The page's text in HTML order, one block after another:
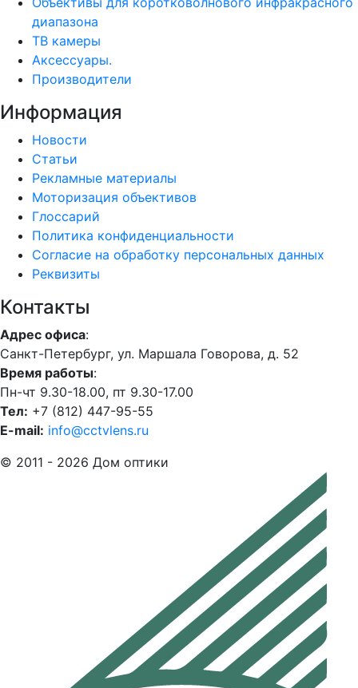
диапазона
ТВ камеры
Аксессуары.
Производители
Информация
Новости
Статьи
Рекламные материалы
Моторизация объективов
Глоссарий
Политика конфиденциальности
Согласие на обработку персональных данных
Реквизиты
Контакты
Адрес офиса:
Санкт-Петербург, ул. Маршала Говорова, д. 52
Время работы:
Пн-чт 9.30-18.00, пт 9.30-17.00
Тел: +7 (812) 447-95-55
E-mail: info@cctvlens.ru
© 2011 - 2026 Дом оптики